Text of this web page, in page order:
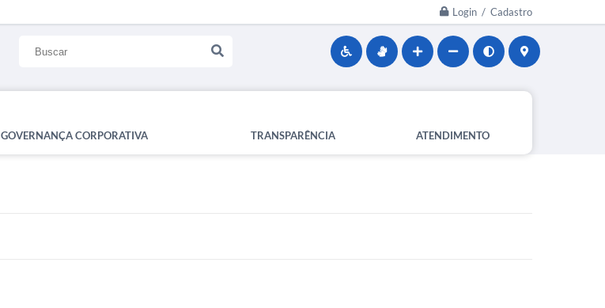
Login / Cadastro
GOVERNANÇA CORPORATIVA TRANSPARÊNCIA ATENDIMENTO